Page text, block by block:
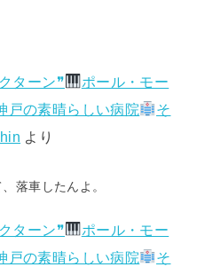
ターン❞
ポール・モー
戸の素晴らしい病院
そ
より
落車したんよ。
ターン❞
ポール・モー
戸の素晴らしい病院
そ